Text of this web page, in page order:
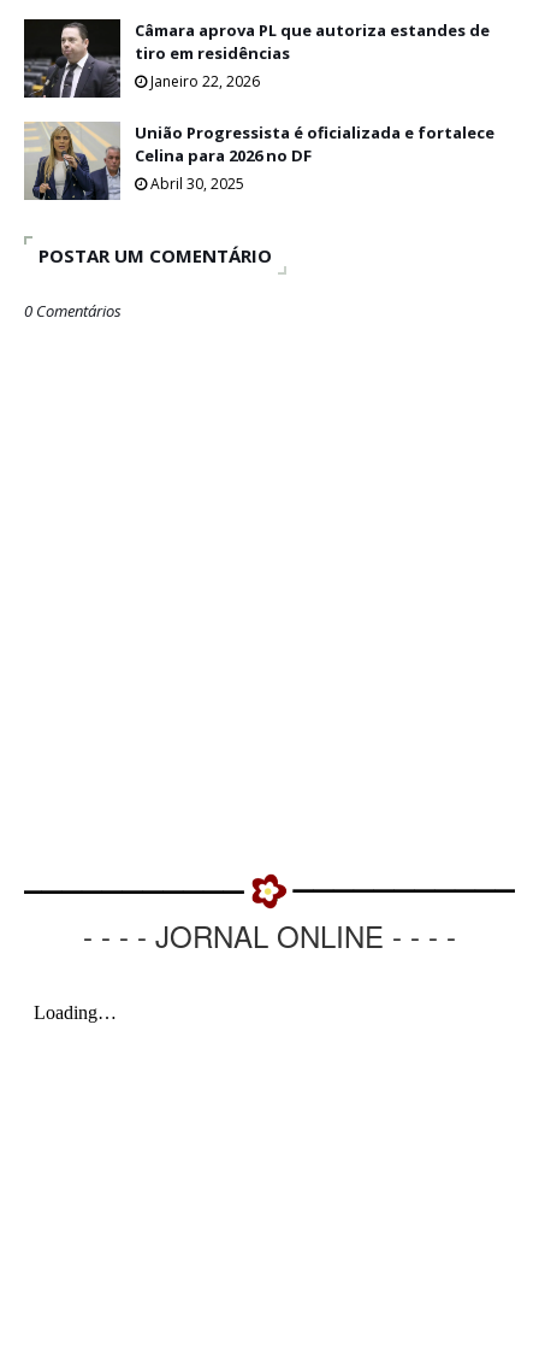
Câmara aprova PL que autoriza estandes de
tiro em residências
Janeiro 22, 2026
União Progressista é oficializada e fortalece
Celina para 2026 no DF
Abril 30, 2025
POSTAR UM COMENTÁRIO
0 Comentários
- - - - JORNAL ONLINE - - - -